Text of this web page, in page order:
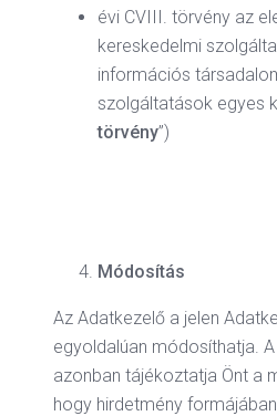
évi CVIII. törvény az
kereskedelmi
információs
szolgáltatások egyes
törvény”)
Módosítás
Az Adatkezelő a jelen
egyoldalúan módosíthatja.
azonban tájékoztatja Önt a
hogy hirdetmény